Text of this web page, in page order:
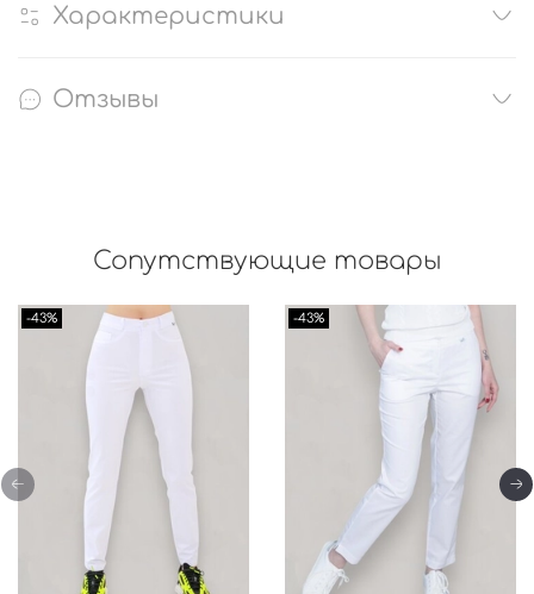
Характеристики
Отзывы
Сопутствующие товары
-43% -43%